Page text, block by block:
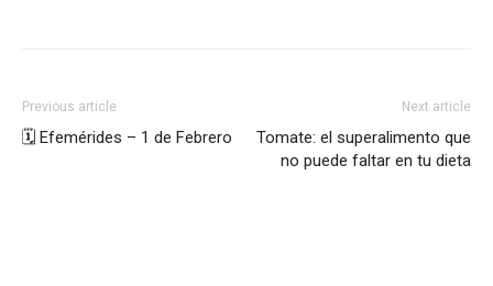
Previous article
🗓️ Efemérides – 1 de Febrero
Next article
Tomate: el superalimento que
no puede faltar en tu dieta